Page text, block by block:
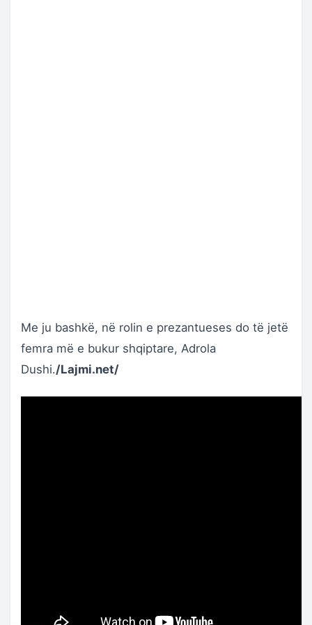
Me ju bashkë, në rolin e prezantueses do të jetë
femra më e bukur shqiptare, Adrola
Dushi./Lajmi.net/